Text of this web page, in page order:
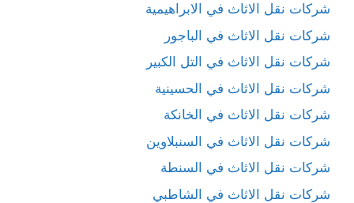
شركات نقل الاثاث في الابراهيمية
شركات نقل الاثاث في الباجور
شركات نقل الاثاث في التل الكبير
شركات نقل الاثاث في الحسينية
شركات نقل الاثاث في الخانكة
شركات نقل الاثاث في السنبلاوين
شركات نقل الاثاث في السنطة
شركات نقل الاثاث في الشاطبي